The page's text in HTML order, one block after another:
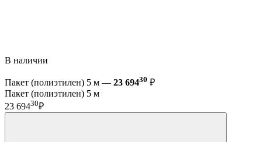
В наличии
Пакет (полиэтилен) 5 м — 23 69430 ₽
Пакет (полиэтилен) 5 м
23 69430₽